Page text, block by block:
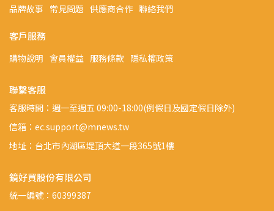
品牌故事 常見問題 供應商合作 聯絡我們
客戶服務
購物說明 會員權益 服務條款 隱私權政策
聯繫客服
客服時間：週一至週五 09:00-18:00(例假日及國定假日除外)
信箱：ec.support@mnews.tw
地址：台北市內湖區堤頂大道一段365號1樓
鏡好買股份有限公司
統一編號：60399387